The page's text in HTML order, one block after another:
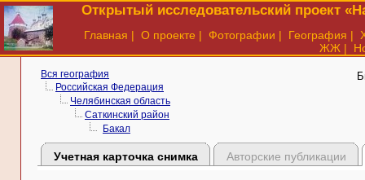
Открытый исследовательский проект
Главная | О проекте | Фотографии | География |
ЖЖ |
Вся география
Российская Федерация
Челябинская область
Саткинский район
Бакал
Учетная карточка снимка Авторские публикации